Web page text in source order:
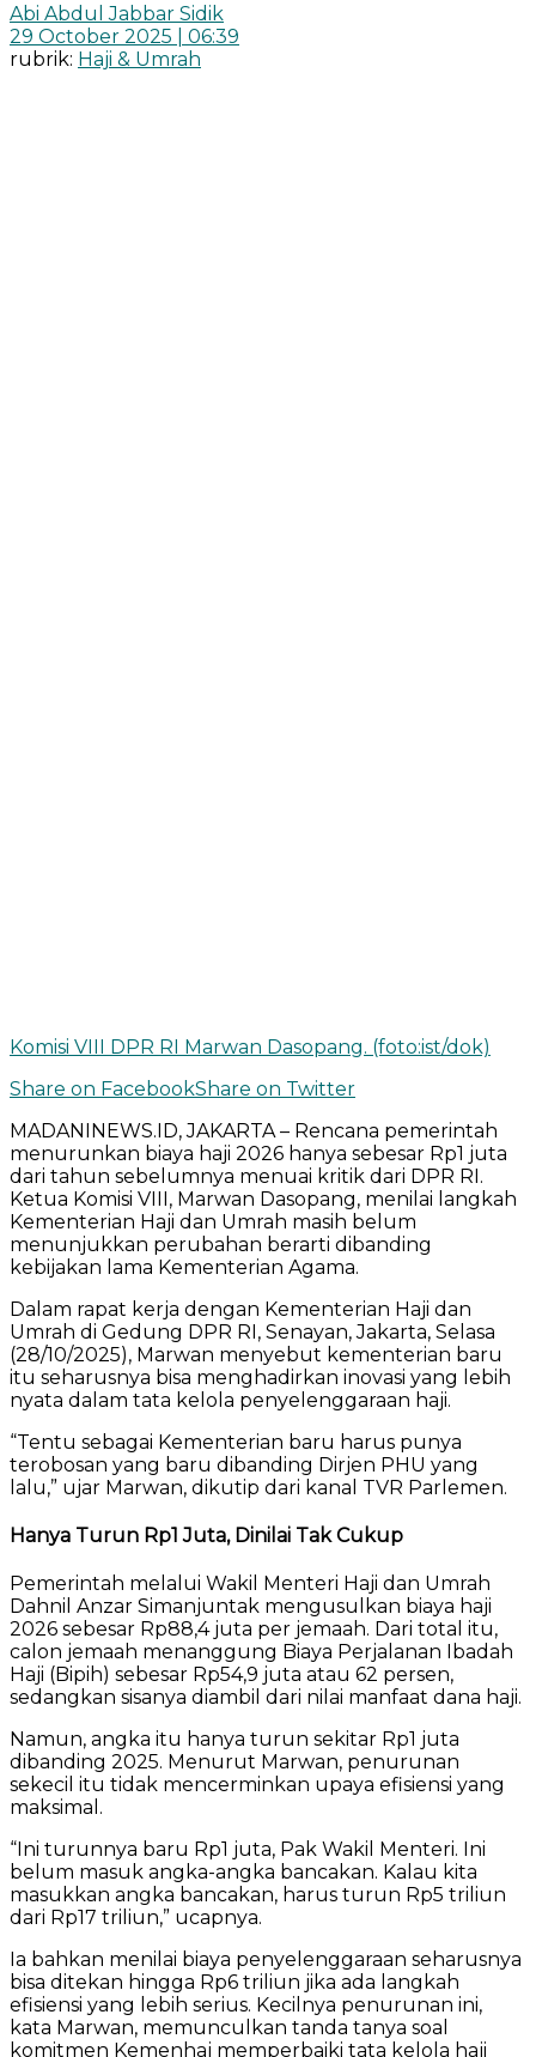
Abi Abdul Jabbar Sidik
29 October 2025 | 06:39
rubrik: Haji & Umrah
Komisi VIII DPR RI Marwan Dasopang. (foto:ist/dok)
Share on FacebookShare on Twitter
MADANINEWS.ID, JAKARTA – Rencana pemerintah
menurunkan biaya haji 2026 hanya sebesar Rp1 juta
dari tahun sebelumnya menuai kritik dari DPR RI.
Ketua Komisi VIII, Marwan Dasopang, menilai langkah
Kementerian Haji dan Umrah masih belum
menunjukkan perubahan berarti dibanding
kebijakan lama Kementerian Agama.
Dalam rapat kerja dengan Kementerian Haji dan
Umrah di Gedung DPR RI, Senayan, Jakarta, Selasa
(28/10/2025), Marwan menyebut kementerian baru
itu seharusnya bisa menghadirkan inovasi yang lebih
nyata dalam tata kelola penyelenggaraan haji.
“Tentu sebagai Kementerian baru harus punya
terobosan yang baru dibanding Dirjen PHU yang
lalu,” ujar Marwan, dikutip dari kanal TVR Parlemen.
Hanya Turun Rp1 Juta, Dinilai Tak Cukup
Pemerintah melalui Wakil Menteri Haji dan Umrah
Dahnil Anzar Simanjuntak mengusulkan biaya haji
2026 sebesar Rp88,4 juta per jemaah. Dari total itu,
calon jemaah menanggung Biaya Perjalanan Ibadah
Haji (Bipih) sebesar Rp54,9 juta atau 62 persen,
sedangkan sisanya diambil dari nilai manfaat dana haji.
Namun, angka itu hanya turun sekitar Rp1 juta
dibanding 2025. Menurut Marwan, penurunan
sekecil itu tidak mencerminkan upaya efisiensi yang
maksimal.
“Ini turunnya baru Rp1 juta, Pak Wakil Menteri. Ini
belum masuk angka-angka bancakan. Kalau kita
masukkan angka bancakan, harus turun Rp5 triliun
dari Rp17 triliun,” ucapnya.
Ia bahkan menilai biaya penyelenggaraan seharusnya
bisa ditekan hingga Rp6 triliun jika ada langkah
efisiensi yang lebih serius. Kecilnya penurunan ini,
kata Marwan, memunculkan tanda tanya soal
komitmen Kemenhaj memperbaiki tata kelola haji